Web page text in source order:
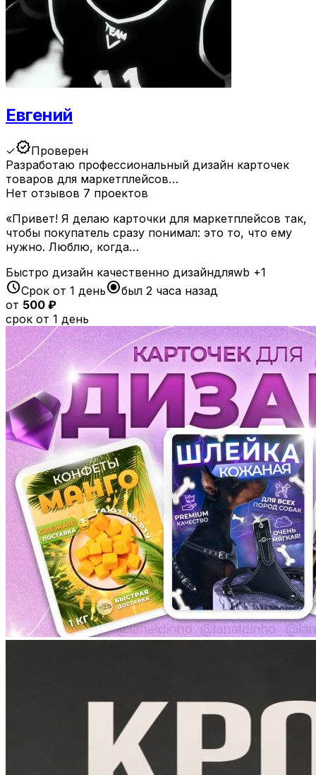
Евгений
✓verifiedПроверен
Разработаю профессиональный дизайн карточек
товаров для маркетплейсов…
Нет отзывов 7 проектов
«Привет! Я делаю карточки для маркетплейсов так,
чтобы покупатель сразу понимал: это то, что ему
нужно. Люблю, когда…
Быстро дизайн качественно дизайндляwb +1
scheduleСрок от 1 деньradio_button_checkedбыл 2 часа назад
от 500 ₽
срок от 1 день